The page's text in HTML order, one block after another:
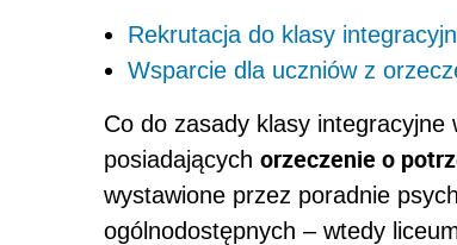
Rekrutacja do klasy
Wsparcie dla uczniów z
Co do zasady klasy integracyjne
posiadających orzeczenie o
wystawione przez poradnie
ogólnodostępnych – wtedy